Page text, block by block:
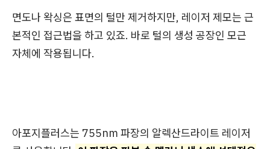
면도나 왁싱은 표면의 털만 제거하지만, 레이저 제모는 근
본적인 접근법을 하고 있죠. 바로 털의 생성 공장인 모근
자체에 작용됩니다.
아포지플러스는 755nm 파장의 알렉산드라이트 레이저